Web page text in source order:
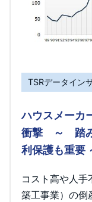
TSRデータイン
ハウスメーカ
衝撃 ～ 踏み
利保護も重要
コスト高や人手
築工事業）の倒